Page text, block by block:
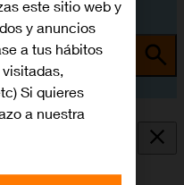
automática de
este sitio web y
y anuncios
a tus hábitos
Si quieres
a nuestra